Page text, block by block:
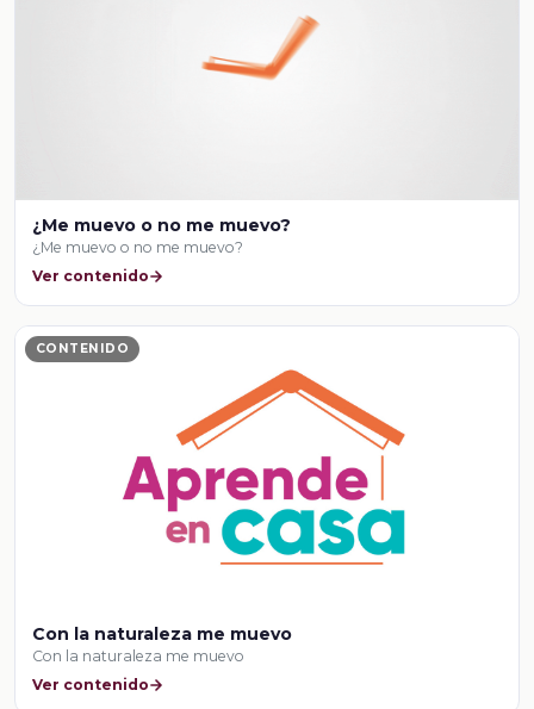
¿Me muevo o no me muevo?
¿Me muevo o no me muevo?
Ver contenido
CONTENIDO
Con la naturaleza me muevo
Con la naturaleza me muevo
Ver contenido